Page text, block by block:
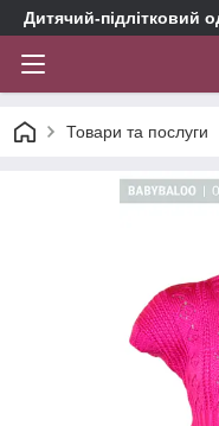
Дитячий-підлітковий
Товари та послуги